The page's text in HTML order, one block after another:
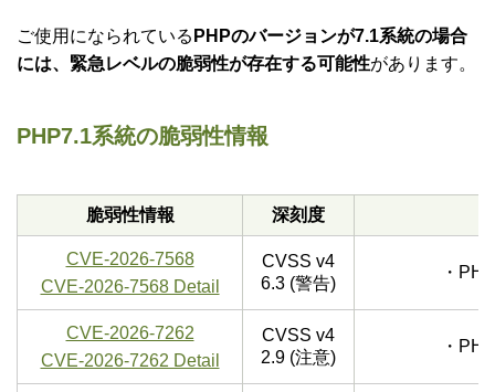
ご使用になられている PHPのバージョンが7.1系統の場合
には、緊急レベルの脆弱性が存在する可能性があります。
PHP7.1系統の脆弱性情報
脆弱性情報 深刻度
CVE-2026-7568
CVE-2026-7568 Detail
CVSS v4
6.3 (警告)
・
CVE-2026-7262
CVE-2026-7262 Detail
CVSS v4
2.9 (注意)
・